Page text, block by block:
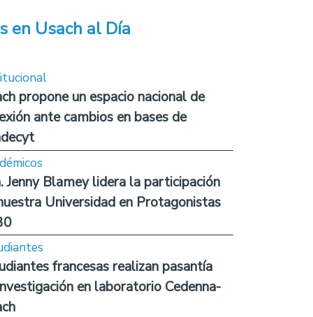
en Usach al Día
propone un espacio nacional de
ante cambios en bases de
Jenny Blamey lidera la participación
Universidad en Protagonistas
francesas realizan pasantía
en laboratorio Cedenna-